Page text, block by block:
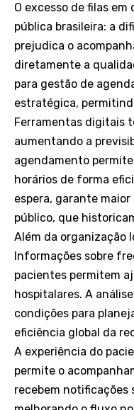
O excesso de filas
pública brasileira: a
prejudica o
diretamente a
para gestão de
estratégica,
Ferramentas digitais
aumentando a
agendamento
horários de forma
espera, garante
público, que
Além da organização
Informações sobre
pacientes permitem
hospitalares. A
condições para
eficiência global da
A experiência do
permite o
recebem notificações